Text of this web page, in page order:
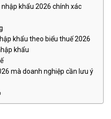
khẩu 2026 chính xác
khẩu theo biểu thuế 2026
khẩu
mà doanh nghiệp cần lưu ý